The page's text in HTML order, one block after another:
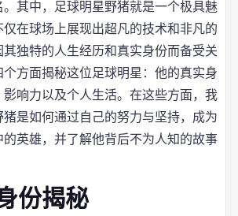
其中，足球明星野猪就是一个极具魅
在球场上展现出超凡的技术和非凡的
独特的人生经历和真实身份而备受关
方面揭秘这位足球明星：他的真实身
响力以及个人生活。在这些方面，我
是如何通过自己的努力与坚持，成为
英雄，并了解他背后不为人知的故事
份揭秘